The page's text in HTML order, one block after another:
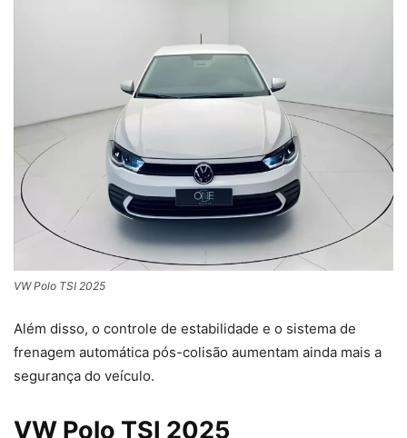
VW Polo TSI 2025
Além disso, o controle de estabilidade e o sistema de
frenagem automática pós-colisão aumentam ainda mais a
segurança do veículo.
VW Polo TSI 2025